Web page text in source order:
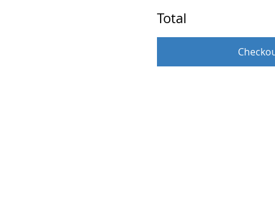
Total